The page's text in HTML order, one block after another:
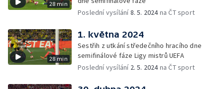
28 min
Poslední vysílání8. 5. 2024na ČT sport
28 min
1. května 2024
Sestřih z utkání středečního hracího dne
semifinálové fáze Ligy mistrů UEFA
Poslední vysílání 2. 5. 2024na ČT sport